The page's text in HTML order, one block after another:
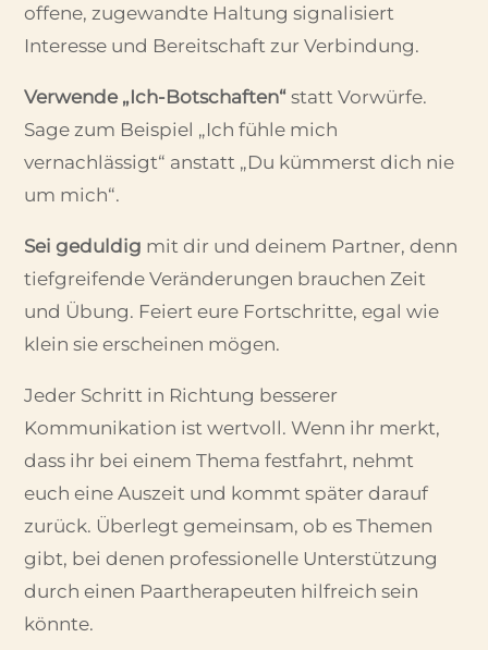
offene, zugewandte Haltung signalisiert
Interesse und Bereitschaft zur Verbindung.
Verwende „Ich-Botschaften“ statt Vorwürfe.
Sage zum Beispiel „Ich fühle mich
vernachlässigt“ anstatt „Du kümmerst dich nie
um mich“.
Sei geduldig mit dir und deinem Partner, denn
tiefgreifende Veränderungen brauchen Zeit
und Übung. Feiert eure Fortschritte, egal wie
klein sie erscheinen mögen.
Jeder Schritt in Richtung besserer
Kommunikation ist wertvoll. Wenn ihr merkt,
dass ihr bei einem Thema festfahrt, nehmt
euch eine Auszeit und kommt später darauf
zurück. Überlegt gemeinsam, ob es Themen
gibt, bei denen professionelle Unterstützung
durch einen Paartherapeuten hilfreich sein
könnte.